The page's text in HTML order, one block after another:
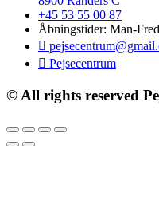
+45 53 55 00 87
Åbningstider: Man-
Pejsecentrum
© All rights reserved